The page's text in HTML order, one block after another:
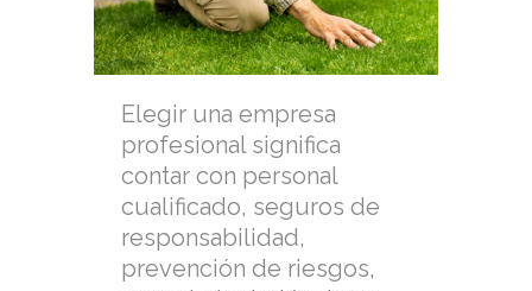
Elegir una empresa
profesional significa
contar con personal
cualificado, seguros de
responsabilidad,
prevención de riesgos,